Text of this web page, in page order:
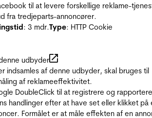
til at levere forskellige reklame-
fra tredjeparts-annoncører.
: 3 mdr.Type: HTTP Cookie
udbyder
indsamles af denne udbyder, skal bruges til
af reklameeffektivitet.
DoubleClick til at registrere og
handlinger efter at have set eller klikket på
Formålet er at måle effekten af en